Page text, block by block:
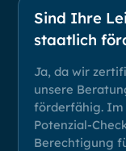
Sind Ihre
staatlich
Ja, da wir
unsere
förderfähig. Im
Potenzial-
Berechtigung